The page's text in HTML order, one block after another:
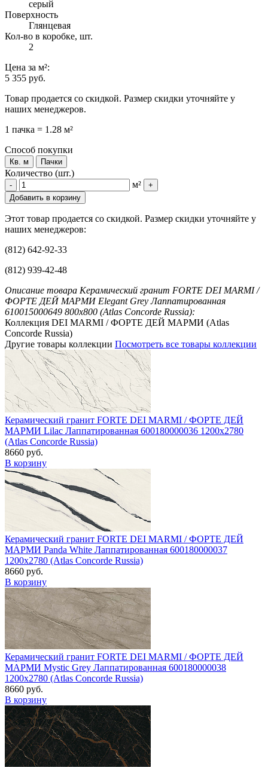
серый
Поверхность
Глянцевая
Кол-во в коробке, шт.
2
Цена за м²:
5 355 руб.
Товар продается со скидкой. Размер скидки уточняйте у
наших менеджеров.
1 пачка = 1.28 м²
Способ покупки
Кв. м Пачки
Количество (шт.)
- м²
+
Добавить в корзину
Этот товар продается со скидкой. Размер скидки уточняйте у
наших менеджеров:
(812) 642-92-33
(812) 939-42-48
Описание товара Керамический гранит FORTE DEI MARMI /
ФОРТЕ ДЕЙ МАРМИ Elegant Grey Лаппатированная
610015000649 800x800 (Atlas Concorde Russia):
Коллекция DEI MARMI / ФОРТЕ ДЕЙ МАРМИ (Atlas
Concorde Russia)
Другие товары коллекции Посмотреть все товары коллекции
Керамический гранит FORTE DEI MARMI / ФОРТЕ ДЕЙ
МАРМИ Lilac Лаппатированная 600180000036 1200x2780
(Atlas Concorde Russia)
8660 руб.
В корзину
Керамический гранит FORTE DEI MARMI / ФОРТЕ ДЕЙ
МАРМИ Panda White Лаппатированная 600180000037
1200x2780 (Atlas Concorde Russia)
8660 руб.
В корзину
Керамический гранит FORTE DEI MARMI / ФОРТЕ ДЕЙ
МАРМИ Mystic Grey Лаппатированная 600180000038
1200x2780 (Atlas Concorde Russia)
8660 руб.
В корзину